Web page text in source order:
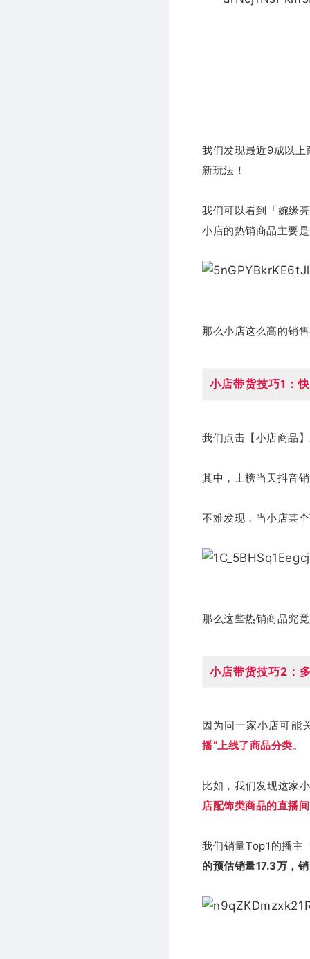
我们发现最近9成以
新玩法！
我们可以看到「婉缘
小店的热销商品主要
那么小店这么高的销
小店带货技巧1：
我们点击【小店商品
其中，上榜当天抖音
不难发现，当小店某
那么这些热销商品究
小店带货技巧2：
因为同一家小店可能
播”上线了商品分类。
比如，我们发现这家
店配饰类商品的直播
我们销量Top1的播主
的预估销量17.3万，